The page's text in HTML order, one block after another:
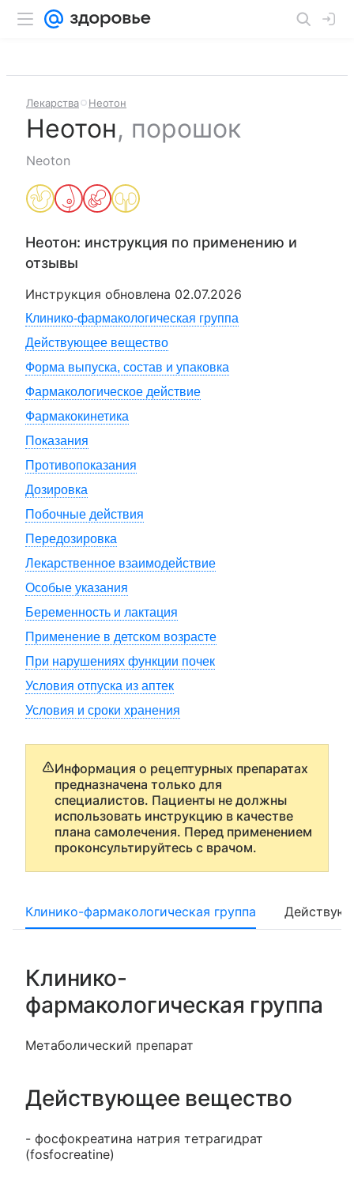
Лекарства Неотон
Неотон, порошок
Neoton
Неотон: инструкция по применению и
отзывы
Инструкция обновлена 02.07.2026
Клинико-фармакологическая группа
Действующее вещество
Форма выпуска, состав и упаковка
Фармакологическое действие
Фармакокинетика
Показания
Противопоказания
Дозировка
Побочные действия
Передозировка
Лекарственное взаимодействие
Особые указания
Беременность и лактация
Применение в детском возрасте
При нарушениях функции почек
Условия отпуска из аптек
Условия и сроки хранения
Информация о рецептурных препаратах
предназначена только для
специалистов. Пациенты не должны
использовать инструкцию в качестве
плана самолечения. Перед применением
проконсультируйтесь с врачом.
Клинико-фармакологическая группа
Клинико-
фармакологическая группа
Метаболический препарат
Действующее вещество
- фосфокреатина натрия тетрагидрат
(fosfocreatine)